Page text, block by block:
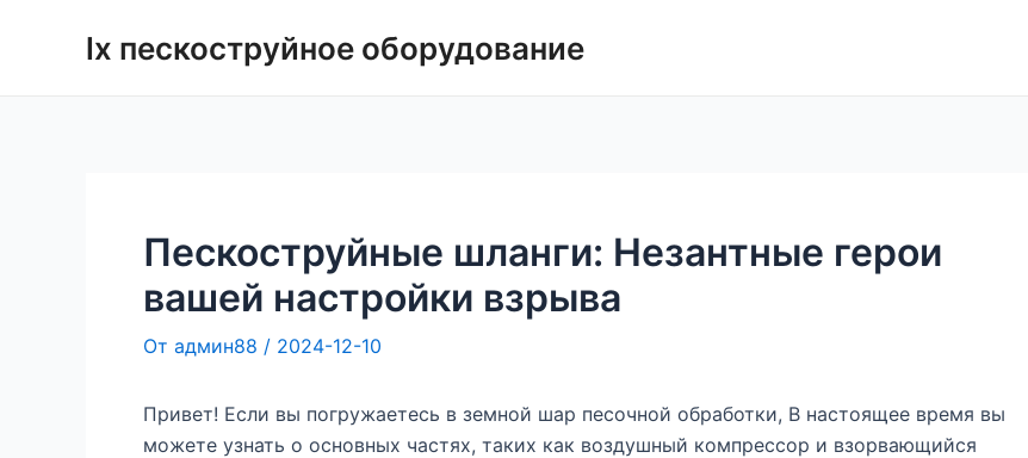
lx пескоструйное оборудование
Пескоструйные шланги: Незантные герои
вашей настройки взрыва
От админ88 / 2024-12-10
Привет! Если вы погружаетесь в земной шар песочной обработки, В настоящее время вы
можете узнать о основных частях, таких как воздушный компрессор и взорвающийся